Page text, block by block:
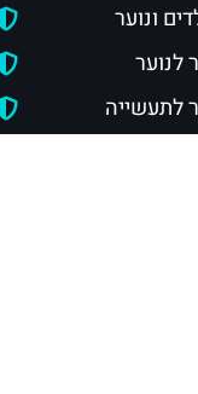
ונוער
לנוער
לתעשייה